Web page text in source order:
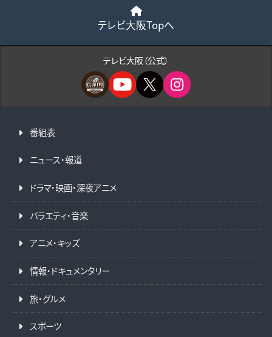
テレビ大阪Topへ
テレビ大阪（公式）
番組表
ニュース・報道
ドラマ・映画・深夜アニメ
バラエティ・音楽
アニメ・キッズ
情報・ドキュメンタリー
旅・グルメ
スポーツ